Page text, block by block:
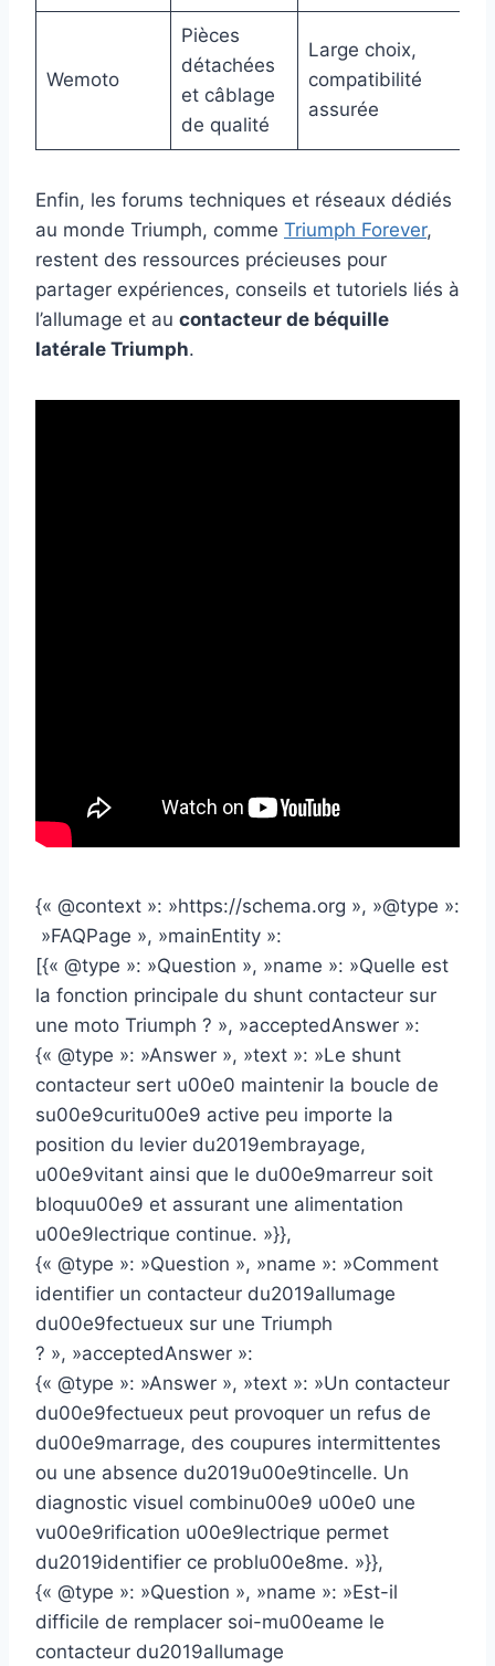
Wemoto
Pièces
détachées
et câblage
de qualité
Large choix,
compatibilité
assurée
Enfin, les forums techniques et réseaux dédiés
au monde Triumph, comme Triumph Forever,
restent des ressources précieuses pour
partager expériences, conseils et tutoriels liés à
l’allumage et au contacteur de béquille
latérale Triumph.
{« @context »: »https://schema.org », »@type »:
»FAQPage », »mainEntity »:
[{« @type »: »Question », »name »: »Quelle est
la fonction principale du shunt contacteur sur
une moto Triumph ? », »acceptedAnswer »:
{« @type »: »Answer », »text »: »Le shunt
contacteur sert u00e0 maintenir la boucle de
su00e9curitu00e9 active peu importe la
position du levier du2019embrayage,
u00e9vitant ainsi que le du00e9marreur soit
bloquu00e9 et assurant une alimentation
u00e9lectrique continue. »}},
{« @type »: »Question », »name »: »Comment
identifier un contacteur du2019allumage
du00e9fectueux sur une Triumph
? », »acceptedAnswer »:
{« @type »: »Answer », »text »: »Un contacteur
du00e9fectueux peut provoquer un refus de
du00e9marrage, des coupures intermittentes
ou une absence du2019u00e9tincelle. Un
diagnostic visuel combinu00e9 u00e0 une
vu00e9rification u00e9lectrique permet
du2019identifier ce problu00e8me. »}},
{« @type »: »Question », »name »: »Est-il
difficile de remplacer soi-mu00eame le
contacteur du2019allumage